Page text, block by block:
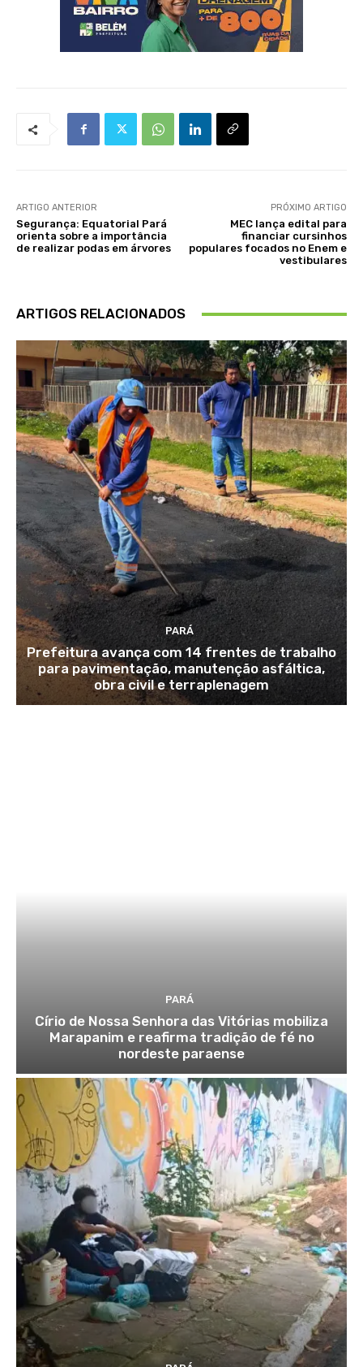
ARTIGO ANTERIOR
Segurança: Equatorial Pará
orienta sobre a importância
de realizar podas em árvores
PRÓXIMO ARTIGO
MEC lança edital para
financiar cursinhos
populares focados no Enem e
vestibulares
ARTIGOS RELACIONADOS
PARÁ
Prefeitura avança com 14 frentes de trabalho
para pavimentação, manutenção asfáltica,
obra civil e terraplenagem
PARÁ
Círio de Nossa Senhora das Vitórias mobiliza
Marapanim e reafirma tradição de fé no
nordeste paraense